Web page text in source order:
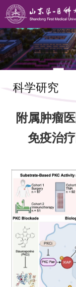
科学研究
附属肿瘤
免疫治